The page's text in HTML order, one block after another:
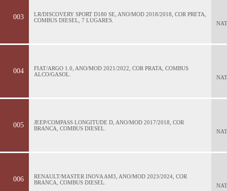
003
LR/DISCOVERY SPORT D180 SE, ANO/MOD 2018/2018, COR PRETA,
COMBUS DIESEL, 7 LUGARES.
004
FIAT/ARGO 1.0, ANO/MOD 2021/2022, COR PRATA, COMBUS
ALCO/GASOL.
005
JEEP/COMPASS LONGITUDE D, ANO/MOD 2017/2018, COR
BRANCA, COMBUS DIESEL.
006
RENAULT/MASTER INOVA AM3, ANO/MOD 2023/2024, COR
BRANCA, COMBUS DIESEL.